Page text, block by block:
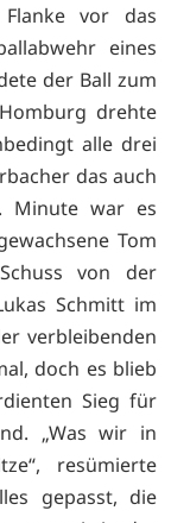
vor das
eines
der Ball zum
drehte
alle drei
das auch
Minute war es
Tom
von der
Schmitt im
verbleibenden
doch es blieb
Sieg für
„Was wir in
resümierte
gepasst, die